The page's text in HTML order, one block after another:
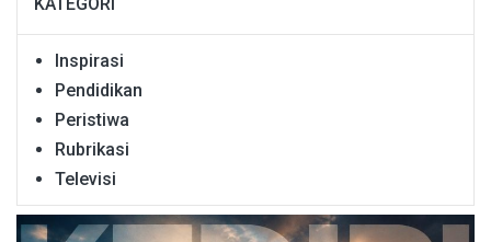
Inspirasi
Pendidikan
Peristiwa
Rubrikasi
Televisi